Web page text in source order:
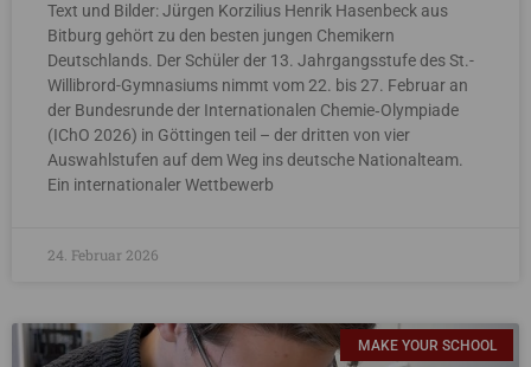
Text und Bilder: Jürgen Korzilius Henrik Hasenbeck aus
Bitburg gehört zu den besten jungen Chemikern
Deutschlands. Der Schüler der 13. Jahrgangsstufe des St.-
Willibrord-Gymnasiums nimmt vom 22. bis 27. Februar an
der Bundesrunde der Internationalen Chemie‑Olympiade
(IChO 2026) in Göttingen teil – der dritten von vier
Auswahlstufen auf dem Weg ins deutsche Nationalteam.
Ein internationaler Wettbewerb
24. Februar 2026
MAKE YOUR SCHOOL